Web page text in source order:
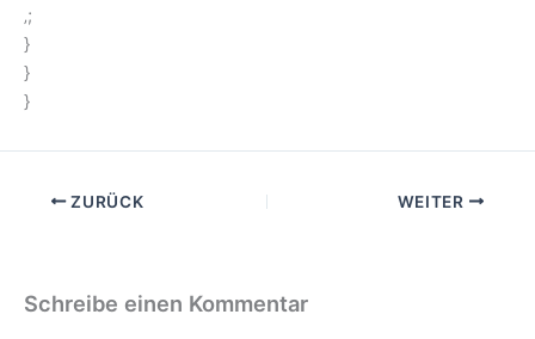
‚;
}
}
}
ZURÜCK WEITER
Schreibe einen Kommentar